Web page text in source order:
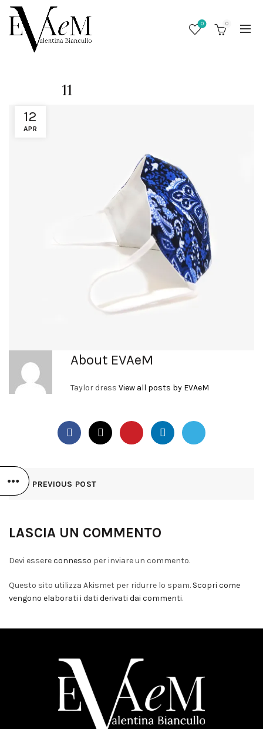
0 0
12
APR
11
About EVAeM
Taylor dress View all posts by EVAeM
PREVIOUS POST
LASCIA UN COMMENTO
Devi essereconnesso per inviare un commento.
Questo sito utilizza Akismet per ridurre lo spam. Scopri come
vengono elaborati i dati derivati dai commenti.